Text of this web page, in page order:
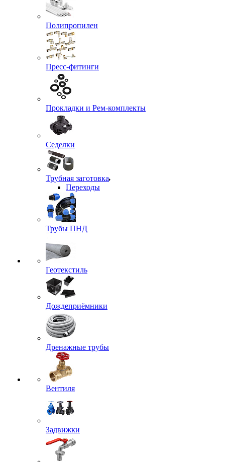
Полипропилен
Пресс-фитинги
Прокладки и Рем-комплекты
Седелки
Трубная заготовка
Переходы
Трубы ПНД
Геотекстиль
Дождеприёмники
Дренажные трубы
Вентиля
Задвижки